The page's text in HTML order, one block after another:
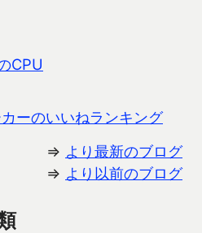
CPU
ーのいいねランキング
⇒ より最新のブログ
⇒ より以前のブログ